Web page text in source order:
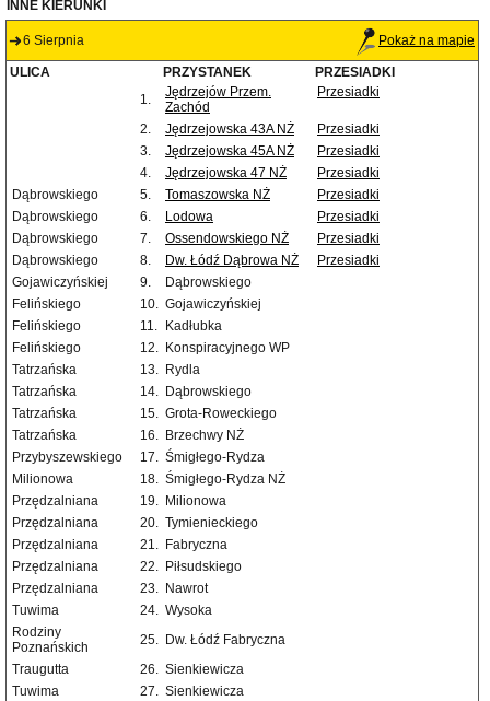
INNE KIERUNKI
6 Sierpnia Pokaż na mapie
ULICA PRZYSTANEK
PRZESIADKI
1.
Jędrzejów Przem.
Zachód
Przesiadki
2. Jędrzejowska 43A NŻ
Przesiadki
3.
Jędrzejowska 45A NŻ
Przesiadki
4.
Jędrzejowska 47 NŻ
Przesiadki
Dąbrowskiego
5. Tomaszowska NŻ
Przesiadki
Dąbrowskiego
6. Lodowa
Przesiadki
Dąbrowskiego
7. Ossendowskiego NŻ
Przesiadki
Dąbrowskiego
8. Dw. Łódź Dąbrowa NŻ
Przesiadki
Gojawiczyńskiej
9.
Dąbrowskiego
Felińskiego
10. Gojawiczyńskiej
Felińskiego
11.
Kadłubka
Felińskiego
12. Konspiracyjnego WP
Tatrzańska
13. Rydla
Tatrzańska
14. Dąbrowskiego
Tatrzańska
15. Grota-Roweckiego
Tatrzańska
16. Brzechwy NŻ
Przybyszewskiego
17. Śmigłego-Rydza
Milionowa
18. Śmigłego-Rydza NŻ
Przędzalniana
19. Milionowa
Przędzalniana
20. Tymienieckiego
Przędzalniana
21. Fabryczna
Przędzalniana
22. Piłsudskiego
Przędzalniana
23. Nawrot
Tuwima
24. Wysoka
Rodziny
Poznańskich
25. Dw. Łódź Fabryczna
Traugutta
26. Sienkiewicza
Tuwima
27. Sienkiewicza